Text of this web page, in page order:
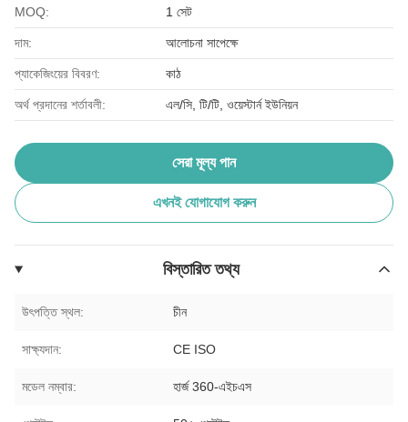
MOQ: 1 সেট
দাম: আলোচনা সাপেক্ষে
প্যাকেজিংয়ের বিবরণ: কাঠ
অর্থ প্রদানের শর্তাবলী: এল/সি, টি/টি, ওয়েস্টার্ন ইউনিয়ন
সেরা মূল্য পান
এখনই যোগাযোগ করুন
বিস্তারিত তথ্য
উৎপত্তি স্থল: চীন
সাক্ষ্যদান: CE ISO
মডেল নম্বার: হার্জ 360-এইচএস